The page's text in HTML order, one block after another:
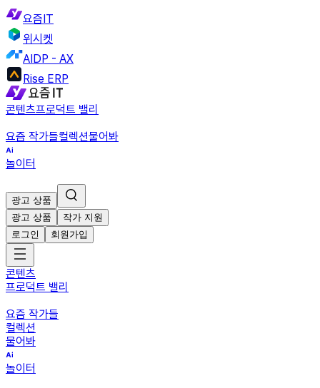
요즘IT
위시켓
AIDP - AX
Rise ERP
콘텐츠프로덕트 밸리
요즘 작가들컬렉션물어봐
놀이터
광고 상품
광고 상품
작가 지원
로그인
회원가입
콘텐츠
프로덕트 밸리
요즘 작가들
컬렉션
물어봐
놀이터